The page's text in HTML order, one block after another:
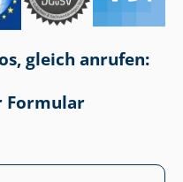
gleich anrufen:
Formular